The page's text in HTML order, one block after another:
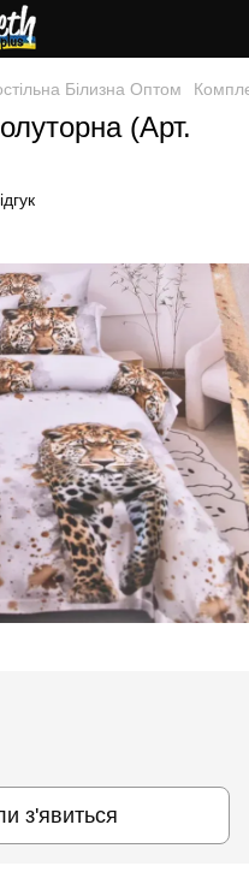
Білизна Оптом
(Арт.
з'явиться